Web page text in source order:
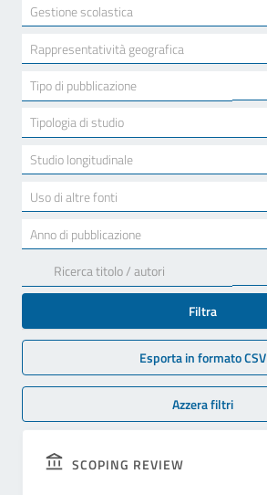
Gestione scolastica
results
Rappresentatività geografica
10
results
available
Tipo di pubblicazione
results
available
Tipologia di studio
results
available
Studio longitudinale
results
Uso di altre fonti
results
Anno di pubblicazione
17
results
available
Filtra
Esporta in formato CSV
Azzera filtri
SCOPING REVIEW